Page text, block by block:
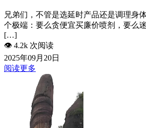
兄弟们，不管是选延时产品还是调理身
个极端：要么贪便宜买廉价喷剂，要么
[…]
👁️ 4.2k 次阅读
2025年09月20日
阅读更多